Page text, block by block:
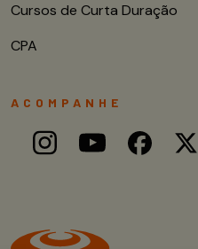
Cursos de Curta Duração
CPA
ACOMPANHE